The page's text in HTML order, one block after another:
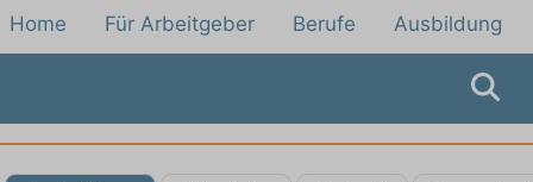
Home Für Arbeitgeber Berufe Ausbildung